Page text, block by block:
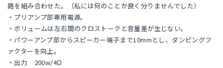
路を組み合わせた。（私には何のことか良く分りませんでした）
・プリアンプ部専用電源。
・ボリュームは左右間のクロストークと音量差が生じない。
・パワーアンプ部からスピーカー端子まで10mmとし、ダンピングフ
ァクターを向上。
・出力 200w/4Ω